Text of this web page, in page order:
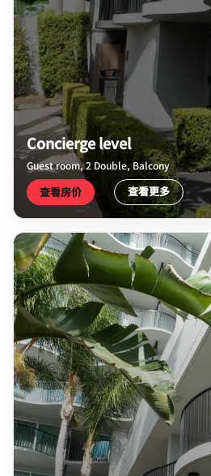
Concierge level
Guest room, 2 Double, Balcony
查看房价 查看更多